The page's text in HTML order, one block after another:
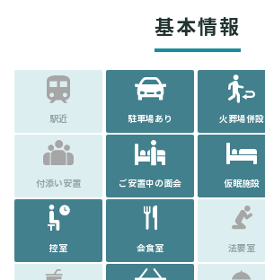
基本情報
駅近 駐車場あり 火葬場併設
付添い安置 ご安置中の面会 仮眠施設
控室 会食室 法要室